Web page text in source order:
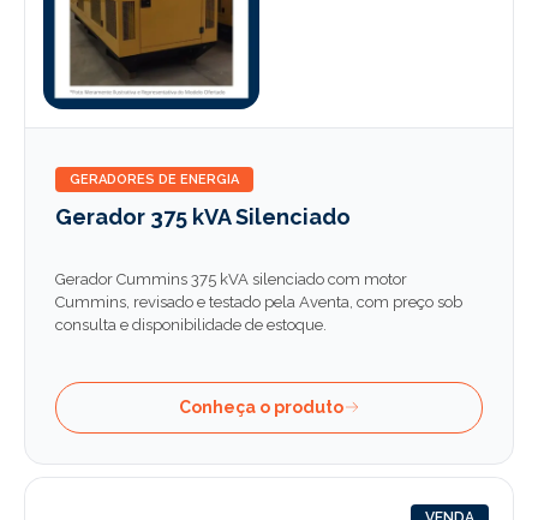
GERADORES DE ENERGIA
Gerador 375 kVA Silenciado
Gerador Cummins 375 kVA silenciado com motor
Cummins, revisado e testado pela Aventa, com preço sob
consulta e disponibilidade de estoque.
Conheça o produto